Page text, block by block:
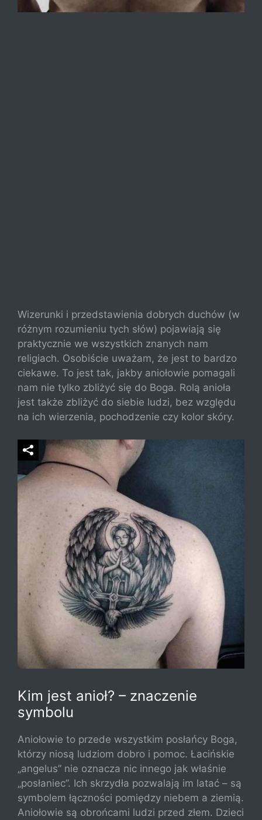
Wizerunki i przedstawienia dobrych duchów (w
różnym rozumieniu tych słów) pojawiają się
praktycznie we wszystkich znanych nam
religiach. Osobiście uważam, że jest to bardzo
ciekawe. To jest tak, jakby aniołowie pomagali
nam nie tylko zbliżyć się do Boga. Rolą anioła
jest także zbliżyć do siebie ludzi, bez względu
na ich wierzenia, pochodzenie czy kolor skóry.
Kim jest anioł? – znaczenie
symbolu
Aniołowie to przede wszystkim posłańcy Boga,
którzy niosą ludziom dobro i pomoc. Łacińskie
„angelus” nie oznacza nic innego jak właśnie
„posłaniec”. Ich skrzydła pozwalają im latać – są
symbolem łączności pomiędzy niebem a ziemią.
Aniołowie są obrońcami ludzi przed złem. Dzieci